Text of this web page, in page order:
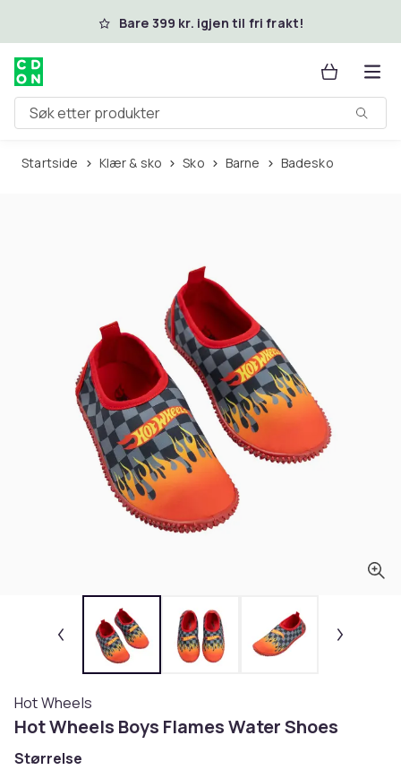
Hopp til hovedinnholdBare 399 kr. igjen til fri frakt!
Søk etter produkter
Startside Klær & sko Sko Barne Badesko
Hot Wheels
Hot Wheels Boys Flames Water Shoes
Størrelse